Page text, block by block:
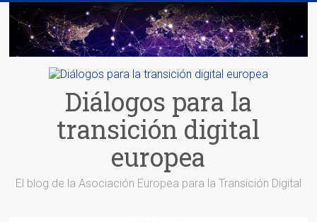
Saltar
contenido
Diálogos para la
transición digital
europea
El blog de la Asociación Europea para la Transición Digital